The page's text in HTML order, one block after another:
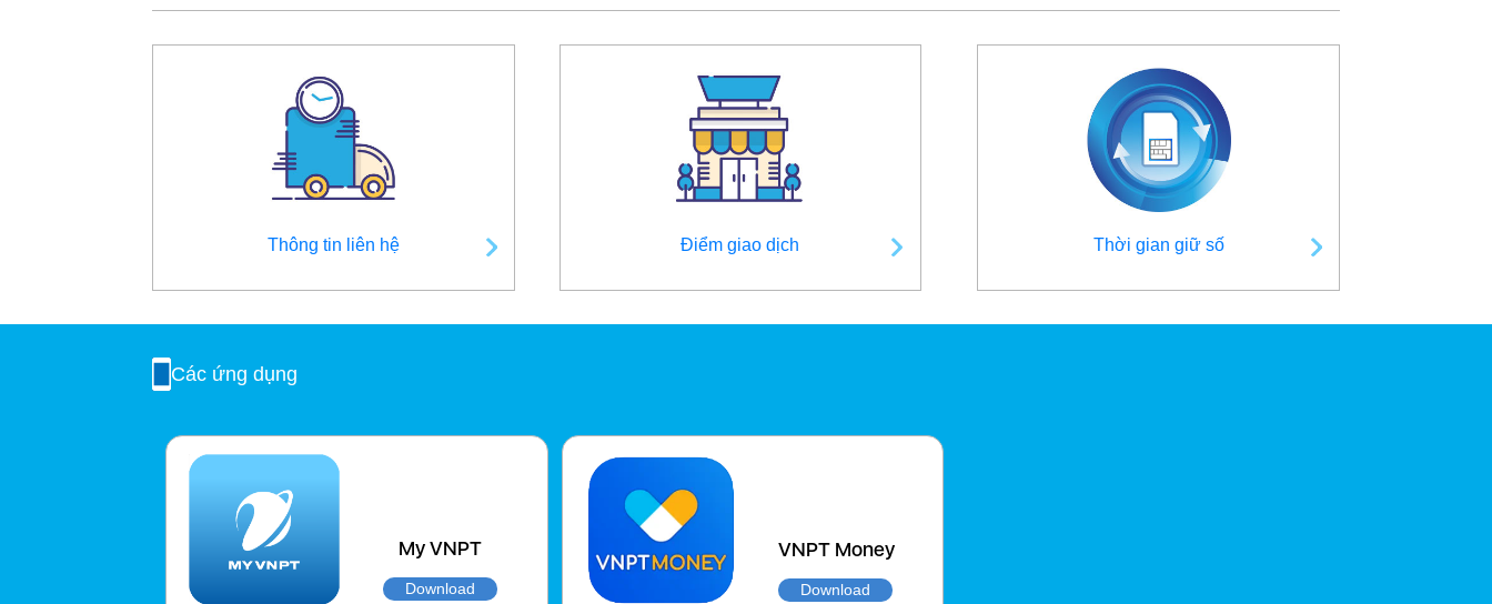
Thông tin liên hệ Điểm giao dịch Thời gian giữ số
Các ứng dụng
My VNPT
Download
VNPT Money
Download